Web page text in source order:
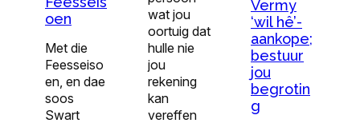
oen
Met die
Feesseiso
en, en dae
soos
Swart
wat jou
oortuig dat
hulle nie
jou
rekening
kan
vereffen
Vermy
‘wil hê’-
aankope;
bestuur
jou
begrotin
g